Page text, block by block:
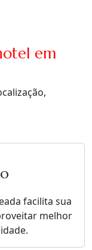
em
facilita sua
melhor